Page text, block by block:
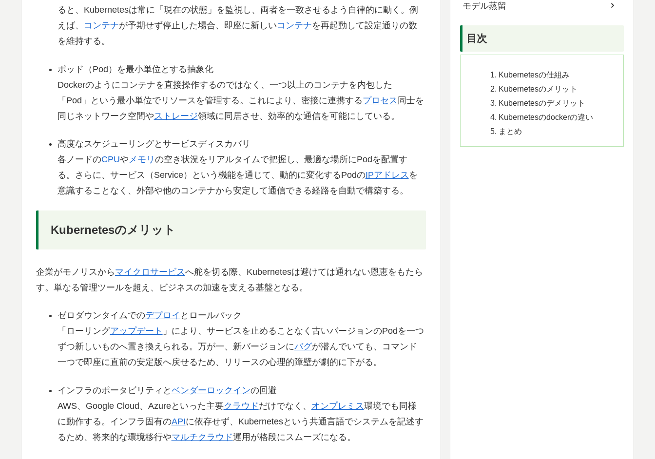
ると、Kubernetesは常に「現在の状態」を監視し、両者を一致させるよう自律的に動く。例
えば、
コンテナが予期せず停止した場合、即座に新しいコンテナを再起動して設定通りの数
を維持する。
ポッド（Pod）を最小単位とする抽象化
Dockerのようにコンテナを直接操作するのではなく、一つ以上のコンテナを内包した
「Pod」という最小単位でリソースを管理する。これにより、密接に連携するプロセス 同士を
同じネットワーク空間や ストレージ領域に同居させ、効率的な通信を可能にしている。
高度なスケジューリングとサービスディスカバリ
各ノードのCPUや メモリ の空き状況をリアルタイムで把握し、最適な場所にPodを配置す
る。さらに、サービス（Service）という機能を通じて、動的に変化するPodのIPアドレス を
意識することなく、外部や他のコンテナから安定して通信できる経路を自動で構築する。
Kubernetesのメリット
企業がモノリスから マイクロサービスへ舵を切る際、Kubernetesは避けては通れない恩恵をもたら
す。単なる管理ツールを超え、ビジネスの加速を支える基盤となる。
ゼロダウンタイムでのデプロイ とロールバック
「ローリングアップデート 」により、サービスを止めることなく古いバージョンのPodを一つ
ずつ新しいものへ置き換えられる。万が一、新バージョンにバグが潜んでいても、コマンド
一つで即座に直前の安定版へ戻せるため、リリースの心理的障壁が劇的に下がる。
インフラのポータビリティと ベンダーロックインの回避
AWS、Google Cloud、Azureといった主要クラウドだけでなく、 オンプレミス環境でも同様
に動作する。インフラ固有のAPIに依存せず、Kubernetesという共通言語でシステムを記述す
るため、将来的な環境移行やマルチクラウド運用が格段にスムーズになる。
モデル蒸留
目次
Kubernetesの仕組み
Kubernetesのメリット
Kubernetesのデメリット
Kubernetesのdockerの違い
まとめ